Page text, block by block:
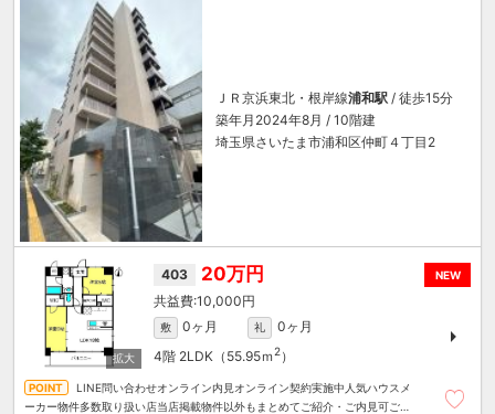
ＪＲ京浜東北・根岸線浦和駅 / 徒歩15分
築年月2024年8月 / 10階建
埼玉県さいたま市浦和区仲町４丁目2
NEW
403 20万円
10,000円
敷 0ヶ月 礼
0ヶ月
4階 2LDK（55.95ｍ 2）
LINE問い合わせオンライン内見オンライン契約実施中人気ハウスメ
ーカー物件多数取り扱い店当店掲載物件以外もまとめてご紹介・ご内見可ご予